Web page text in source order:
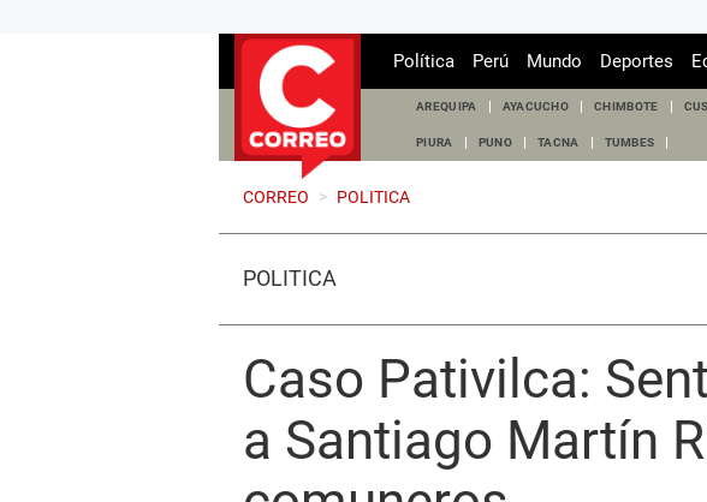
Política Perú Mundo Deportes
AREQUIPA AYACUCHO CHIMBOTE
PIURA PUNO TACNA TUMBES
CORREO > POLITICA
POLÍTICA
Caso Pativilca:
a Santiago Martín